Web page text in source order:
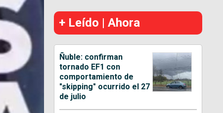
+ Leído | Ahora
Ñuble: confirman
tornado EF1 con
comportamiento de
"skipping" ocurrido el 27
de julio